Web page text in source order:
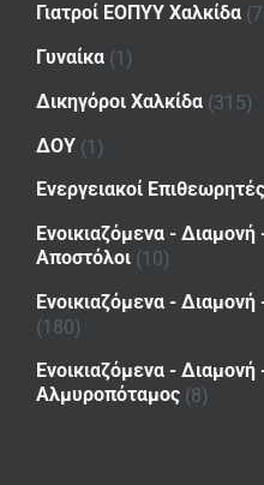
Γιατροί ΕΟΠΥΥ Χαλκίδα
Γυναίκα (1)
Δικηγόροι Χαλκίδα (315)
ΔΟΥ (1)
Ενεργειακοί
Ενοικιαζόμενα - Διαμονή
Αποστόλοι (10)
Ενοικιαζόμενα -
(180)
Ενοικιαζόμενα - Διαμονή
Αλμυροπόταμος (8)